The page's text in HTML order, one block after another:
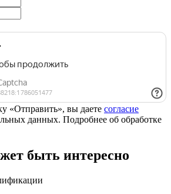
«Отправить», вы даете согласие
данных. Подробнее об обработке
быть интересно